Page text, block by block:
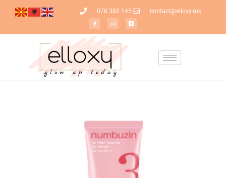
070 382 145 contact@elloxy.mk